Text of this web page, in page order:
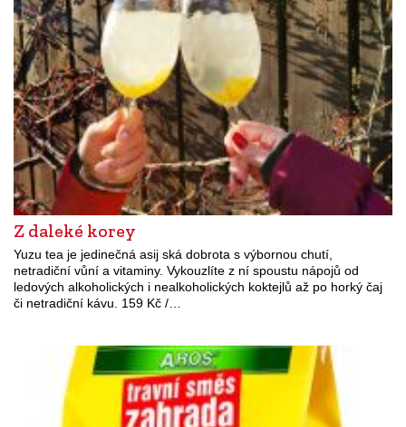
Z daleké korey
Yuzu tea je jedinečná asij ská dobrota s výbornou chutí,
netradiční vůní a vitaminy. Vykouzlíte z ní spoustu nápojů od
ledových alkoholických i nealkoholických koktejlů až po horký čaj
či netradiční kávu. 159 Kč /…